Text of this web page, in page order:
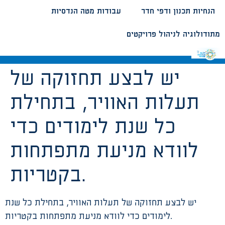
עבודות מטה הנדסיות הנחיות תכנון ודפי חדר
מתודולוגיה לניהול פרויקטים
יש לבצע תחזוקה של
תעלות האוויר, בתחילת
כל שנת לימודים כדי
לוודא מניעת מתפתחות
בקטריות.
יש לבצע תחזוקה של תעלות האוויר, בתחילת כל שנת
לימודים כדי לוודא מניעת מתפתחות בקטריות.